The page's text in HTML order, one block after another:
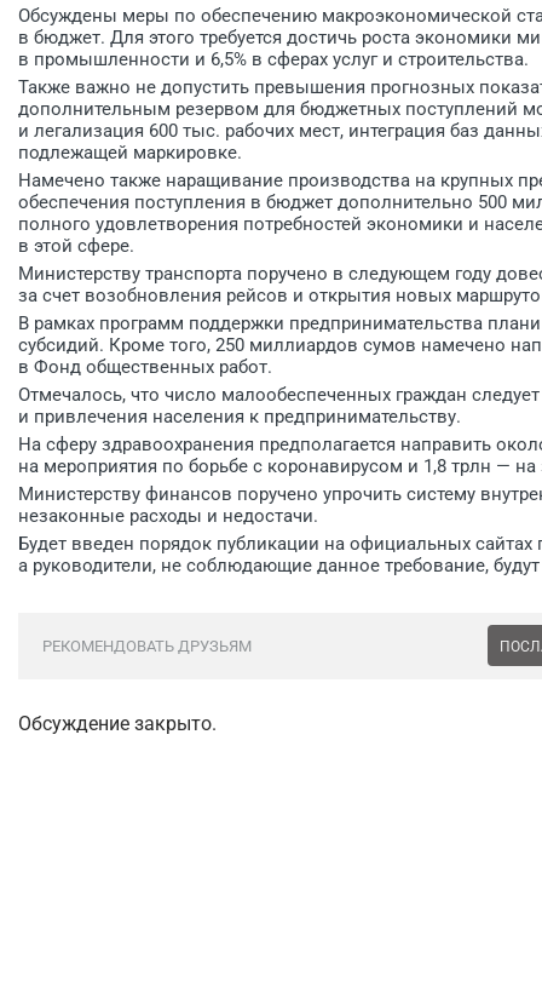
Обсуждены меры по обеспечению макроэкономической
в бюджет. Для этого требуется достичь роста экономики
в промышленности и 6,5% в сферах услуг и строительства.
Также важно не допустить превышения прогнозных
дополнительным резервом для бюджетных поступлений
и легализация 600 тыс. рабочих мест, интеграция баз
подлежащей маркировке.
Намечено также наращивание производства на крупных
обеспечения поступления в бюджет дополнительно 500
полного удовлетворения потребностей экономики и
в этой сфере.
Министерству транспорта поручено в следующем году
за счет возобновления рейсов и открытия новых
В рамках программ поддержки предпринимательства
субсидий. Кроме того, 250 миллиардов сумов намечено
в Фонд общественных работ.
Отмечалось, что число малообеспеченных граждан
и привлечения населения к предпринимательству.
На сферу здравоохранения предполагается направить
на мероприятия по борьбе с коронавирусом и 1,8 трлн — на
Министерству финансов поручено упрочить систему
незаконные расходы и недостачи.
Будет введен порядок публикации на официальных сайтах
а руководители, не соблюдающие данное требование,
РЕКОМЕНДОВАТЬ ДРУЗЬЯМ
Обсуждение закрыто.